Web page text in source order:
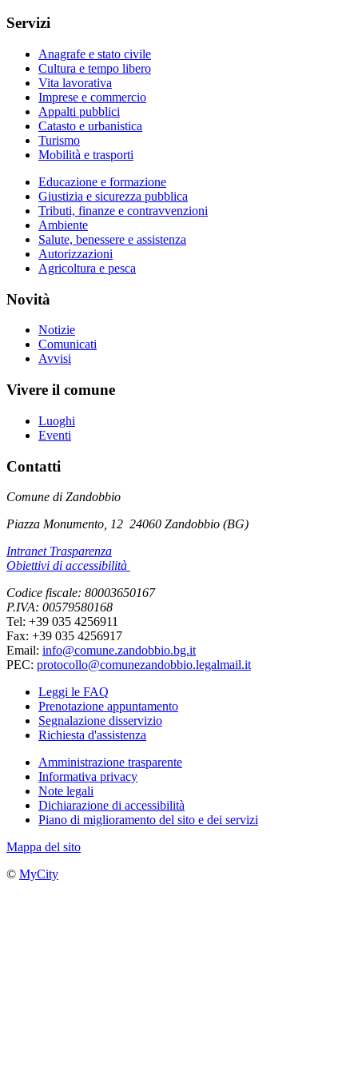
Servizi
Anagrafe e stato civile
Cultura e tempo libero
Vita lavorativa
Imprese e commercio
Appalti pubblici
Catasto e urbanistica
Turismo
Mobilità e trasporti
Educazione e formazione
Giustizia e sicurezza pubblica
Tributi, finanze e contravvenzioni
Ambiente
Salute, benessere e assistenza
Autorizzazioni
Agricoltura e pesca
Novità
Notizie
Comunicati
Avvisi
Vivere il comune
Luoghi
Eventi
Contatti
Comune di Zandobbio
Piazza Monumento, 12 24060 Zandobbio (BG)
Intranet Trasparenza
Obiettivi di accessibilità
Codice fiscale: 80003650167
P.IVA: 00579580168
Tel: +39 035 4256911
Fax: +39 035 4256917
Email: info@comune.zandobbio.bg.it
PEC: protocollo@comunezandobbio.legalmail.it
Leggi le FAQ
Prenotazione appuntamento
Segnalazione disservizio
Richiesta d'assistenza
Amministrazione trasparente
Informativa privacy
Note legali
Dichiarazione di accessibilità
Piano di miglioramento del sito e dei servizi
Mappa del sito
© MyCity